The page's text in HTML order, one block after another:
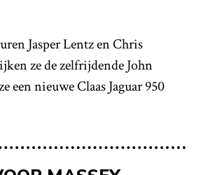
Jasper Lentz en Chris
ze de zelfrijdende John
nieuwe Claas Jaguar 950